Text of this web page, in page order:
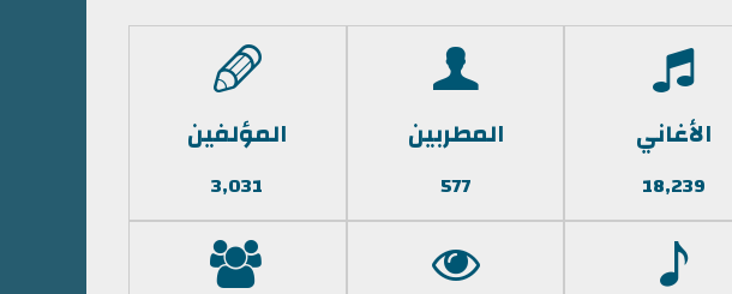
الأغاني
18,239
المطربين
577
المؤلفين
3,031